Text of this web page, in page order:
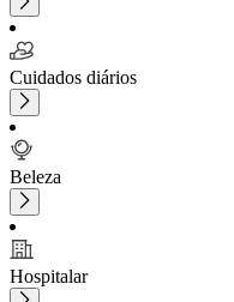
Cuidados diários
Beleza
Hospitalar